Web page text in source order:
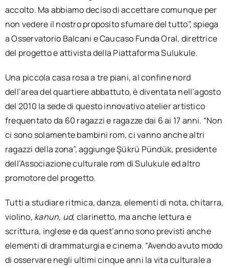
accolto. Ma abbiamo deciso di accettare comunque per
non vedere il nostro proposito sfumare del tutto”, spiega
a Osservatorio Balcani e Caucaso Funda Oral, direttrice
del progetto e attivista della Piattaforma Sulukule.
Una piccola casa rosa a tre piani, al confine nord
dell’area del quartiere abbattuto, è diventata nell’agosto
del 2010 la sede di questo innovativo atelierartistico
frequentato da 60 ragazzi e ragazze dai 6 ai 17 anni. “Non
ci sono solamente bambini rom, ci vanno anche altri
ragazzi della zona”, aggiunge Şükrü Pündük, presidente
dell’Associazione culturale rom di Sulukule ed altro
promotore del progetto.
Tutti a studiare ritmica, danza, elementi di nota, chitarra,
violino, kanun, ud, clarinetto, ma anche lettura e
scrittura, inglese e da quest’anno sono previsti anche
elementi di drammaturgia e cinema. “Avendo avuto modo
di osservare negli ultimi cinque anni la vita culturale a